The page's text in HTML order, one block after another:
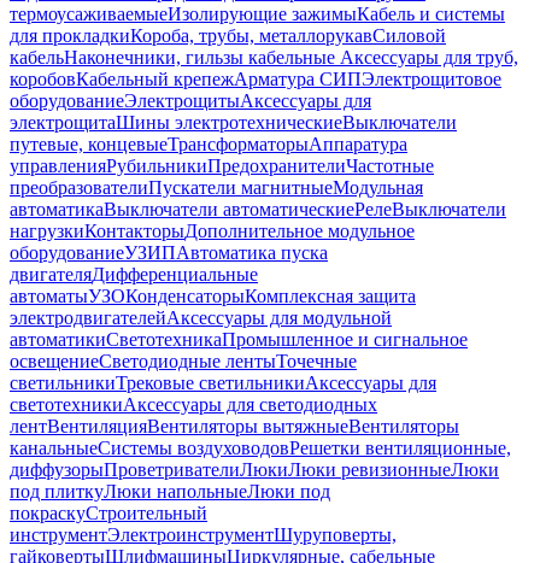
термоусаживаемыеИзолирующие зажимыКабель и системы
для прокладкиКороба, трубы, металлорукавСиловой
кабельНаконечники, гильзы кабельные Аксессуары для труб,
коробовКабельный крепежАрматура СИПЭлектрощитовое
оборудованиеЭлектрощитыАксессуары для
электрощитаШины электротехническиеВыключатели
путевые, концевыеТрансформаторыАппаратура
управленияРубильникиПредохранителиЧастотные
преобразователиПускатели магнитныеМодульная
автоматикаВыключатели автоматическиеРелеВыключатели
нагрузкиКонтакторыДополнительное модульное
оборудованиеУЗИПАвтоматика пуска
двигателяДифференциальные
автоматыУЗОКонденсаторыКомплексная защита
электродвигателейАксессуары для модульной
автоматикиСветотехникаПромышленное и сигнальное
освещениеСветодиодные лентыТочечные
светильникиТрековые светильникиАксессуары для
светотехникиАксессуары для светодиодных
лентВентиляцияВентиляторы вытяжныеВентиляторы
канальныеСистемы воздуховодовРешетки вентиляционные,
диффузорыПроветривателиЛюкиЛюки ревизионныеЛюки
под плиткуЛюки напольныеЛюки под
покраскуСтроительный
инструментЭлектроинструментШуруповерты,
гайковертыШлифмашиныЦиркулярные, сабельные